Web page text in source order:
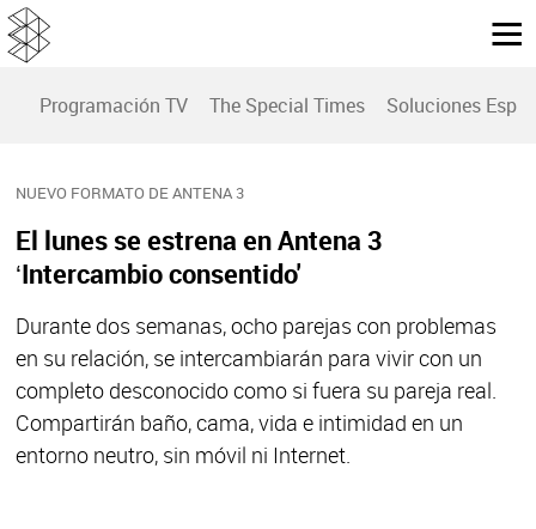
Programación TV The Special Times Soluciones
NUEVO FORMATO DE ANTENA 3
El lunes se estrena en Antena 3
‘Intercambio consentido'
Durante dos semanas, ocho parejas con problemas
en su relación, se intercambiarán para vivir con un
completo desconocido como si fuera su pareja real.
Compartirán baño, cama, vida e intimidad en un
entorno neutro, sin móvil ni Internet.